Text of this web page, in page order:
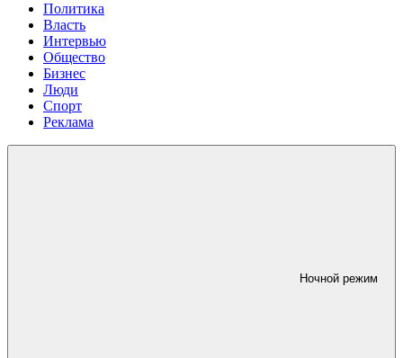
Политика
Власть
Интервью
Общество
Бизнес
Люди
Спорт
Реклама
Ночной режим